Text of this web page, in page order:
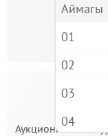
Аукционго
Аймагы
01
02
03
04